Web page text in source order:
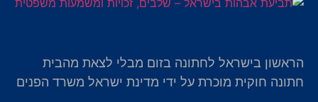
הראשון בישראל לחתונה בזום מבלי לצאת מהבית
חתונה חוקית מוכרת על ידי מדינת ישראל משרד הפנים